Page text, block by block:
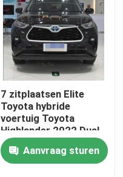
7 zitplaatsen Elite
Toyota hybride
voertuig Toyota
Highlander 2022 Dual
Engine 2.5L 4WD
Aanvraag sturen